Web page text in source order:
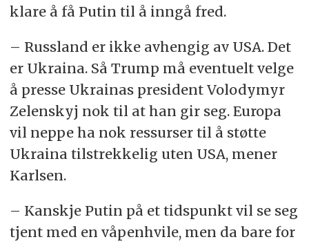
klare å få Putin til å inngå fred.
– Russland er ikke avhengig av USA. Det
er Ukraina. Så Trump må eventuelt velge
å presse Ukrainas president Volodymyr
Zelenskyj nok til at han gir seg. Europa
vil neppe ha nok ressurser til å støtte
Ukraina tilstrekkelig uten USA, mener
Karlsen.
– Kanskje Putin på et tidspunkt vil se seg
tjent med en våpenhvile, men da bare for